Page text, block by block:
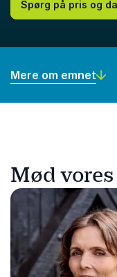
Spørg på pris og
Mere om emnet
Mød